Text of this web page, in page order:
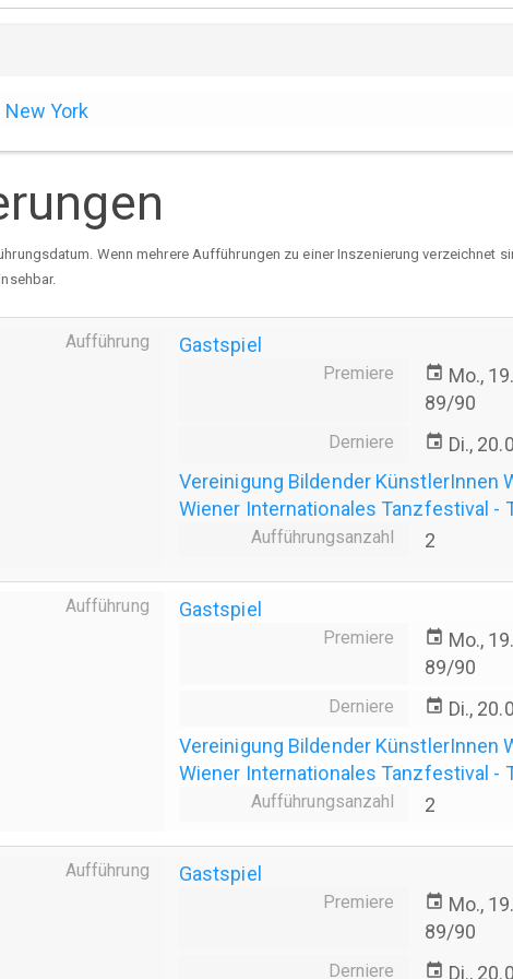
New York
Wenn mehrere Aufführungen zu einer Inszenierung verzeichnet
Aufführung Gastspiel
Premiere event Mo.,
89/90
Derniere event Di.,
Vereinigung Bildender KünstlerInnen
Wiener Internationales Tanzfestival -
Aufführungsanzahl 2
Aufführung Gastspiel
Premiere event Mo.,
89/90
Derniere event Di.,
Vereinigung Bildender KünstlerInnen
Wiener Internationales Tanzfestival -
Aufführungsanzahl 2
Aufführung Gastspiel
Premiere event Mo.,
89/90
Derniere event Di.,